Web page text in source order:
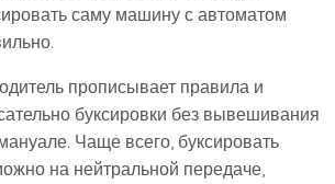
саму машину с автоматом
прописывает правила и
буксировки без вывешивания
Чаще всего, буксировать
на нейтральной передаче,